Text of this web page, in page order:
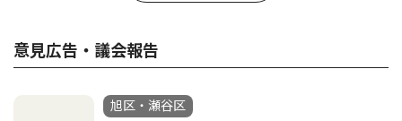
意見広告・議会報告
旭区・瀬谷区